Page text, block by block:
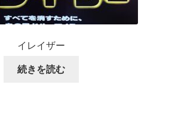
イレイザー
続きを読む